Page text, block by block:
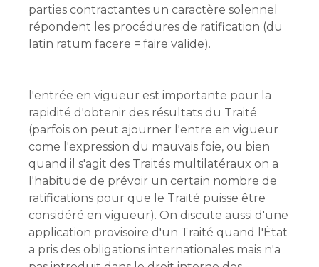
parties contractantes un caractère solennel
répondent les procédures de ratification (du
latin ratum facere = faire valide).
l'entrée en vigueur est importante pour la
rapidité d'obtenir des résultats du Traité
(parfois on peut ajourner l'entre en vigueur
come l'expression du mauvais foie, ou bien
quand il s'agit des Traités multilatéraux on a
l'habitude de prévoir un certain nombre de
ratifications pour que le Traité puisse être
considéré en vigueur). On discute aussi d'une
application provisoire d'un Traité quand l'État
a pris des obligations internationales mais n'a